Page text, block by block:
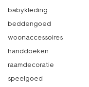
babykleding
beddengoed
woonaccessoires
handdoeken
raamdecoratie
speelgoed